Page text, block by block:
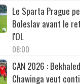
Le Sparta Prague
Boleslav avant le
l'OL
08:00
CAN 2026 :
Chawinga veut